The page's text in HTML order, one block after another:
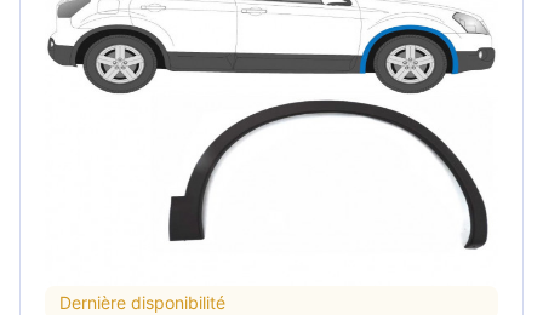
Dernière disponibilité